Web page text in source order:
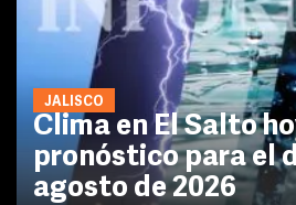
JALISCO
Clima en El Salto
pronóstico para el
agosto de 2026